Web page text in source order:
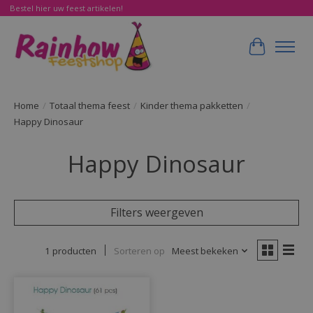
Bestel hier uw feest artikelen!
Home / Totaal thema feest / Kinder thema pakketten /
Happy Dinosaur
Happy Dinosaur
Filters weergeven
1 producten Sorteren op Meest bekeken